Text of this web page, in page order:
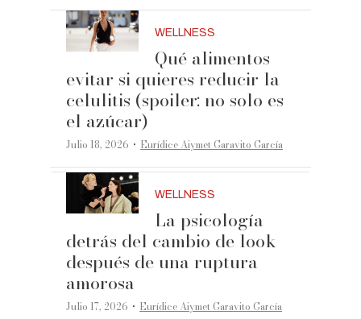
WELLNESS
Qué alimentos
evitar si quieres reducir la
celulitis (spoiler: no solo es
el azúcar)
Julio 18, 2026 ·Eurídice Aiymet Garavito García
WELLNESS
La psicología
detrás del cambio de look
después de una ruptura
amorosa
Julio 17, 2026 ·Eurídice Aiymet Garavito García